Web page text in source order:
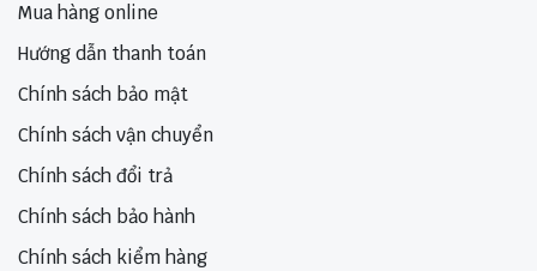
Mua hàng online
Hướng dẫn thanh toán
Chính sách bảo mật
Chính sách vận chuyển
Chính sách đổi trả
Chính sách bảo hành
Chính sách kiểm hàng